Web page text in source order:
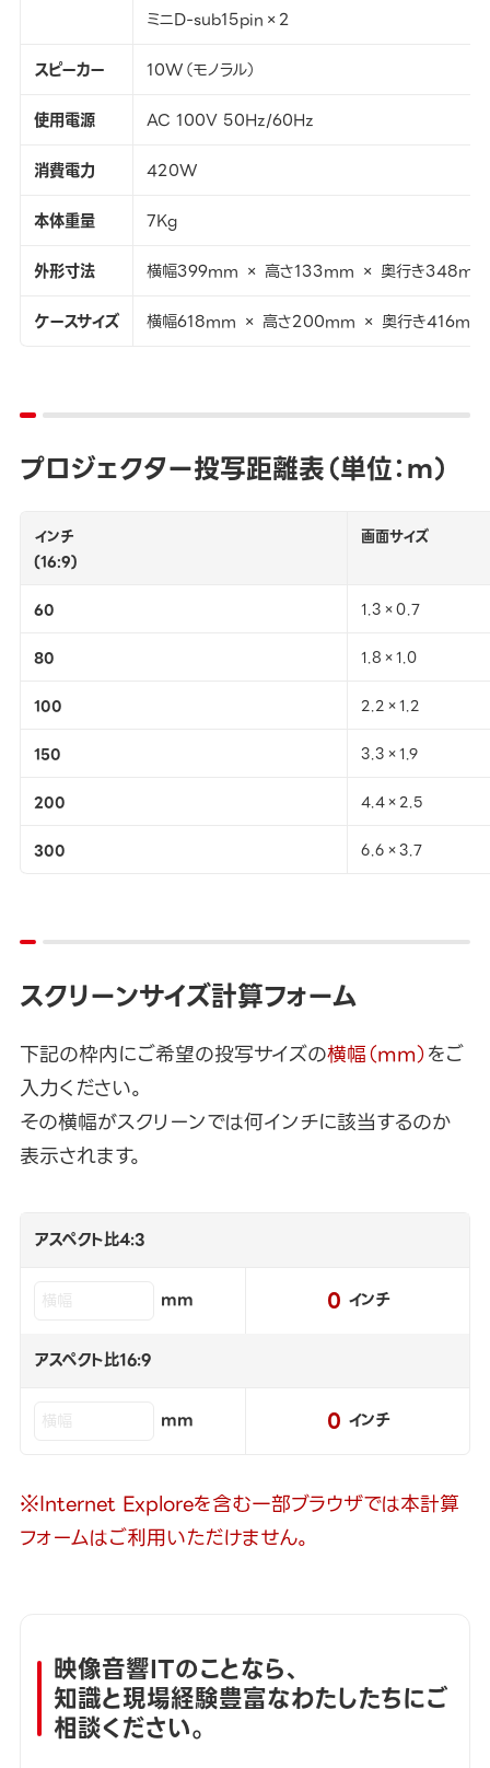
ミニD-sub15pin×2
スピーカー
10W（モノラル）
使用電源
AC 100V 50Hz/60Hz
消費電力
420W
本体重量
7Kg
外形寸法
横幅399mm × 高さ133mm × 奥行き348mm
ケースサイズ
横幅618mm × 高さ200mm × 奥行き416mm
プロジェクター投写距離表（単位：ｍ）
インチ
(16:9)
画面サイズ
60 1.3×0.7
80 1.8×1.0
100 2.2×1.2
150 3.3×1.9
200 4.4×2.5
300 6.6×3.7
スクリーンサイズ計算フォーム
下記の枠内にご希望の投写サイズの横幅（mm）をご
入力ください。
その横幅がスクリーンでは何インチに該当するのか
表示されます。
アスペクト比4:3
mm 0 インチ
アスペクト比16:9
mm 0 インチ
※Internet Exploreを含む一部ブラウザでは本計算
フォームはご利用いただけません。
映像音響ITのことなら、
知識と現場経験豊富なわたしたちにご
相談ください。